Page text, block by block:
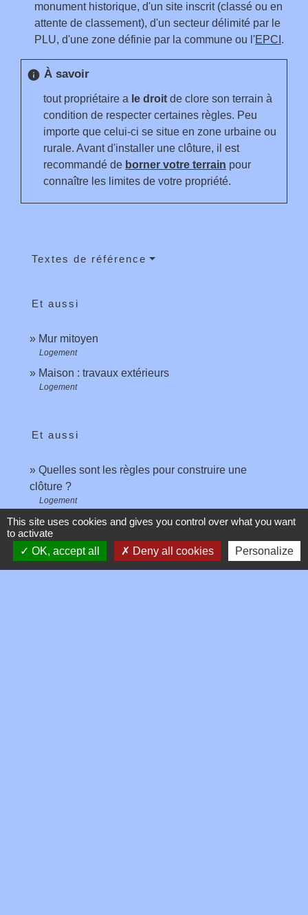
monument historique, d'un site inscrit (classé ou en
attente de classement), d'un secteur délimité par le
PLU, d'une zone définie par la commune ou l'EPCI .
info À savoir
tout propriétaire a le droit de clore son terrain à
condition de respecter certaines règles. Peu
importe que celui-ci se situe en zone urbaine ou
rurale. Avant d'installer une clôture, il est
recommandé de borner votre terrain pour
connaître les limites de votre propriété.
Textes de référence
Et aussi
Mur mitoyen
Logement
Maison : travaux extérieurs
Logement
Et aussi
Quelles sont les règles pour construire une
clôture ?
Logement
Pour en savoir plus
This site uses cookies and gives you control over what you want
to activate
OK, accept all
Deny all cookies Personalize